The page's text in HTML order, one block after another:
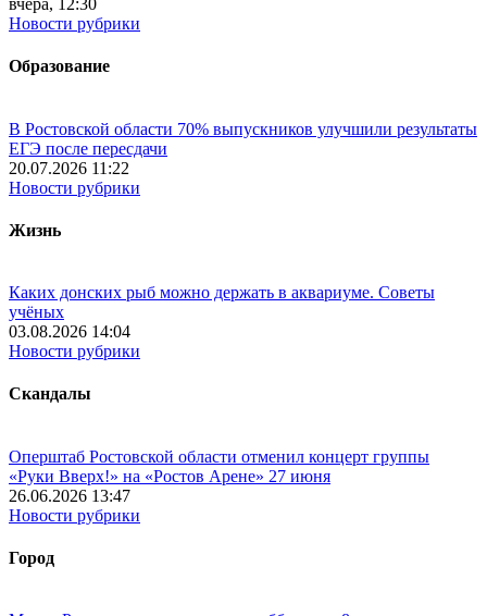
вчера, 12:30
Новости рубрики
Образование
В Ростовской области 70% выпускников улучшили результаты
ЕГЭ после пересдачи
20.07.2026 11:22
Новости рубрики
Жизнь
Каких донских рыб можно держать в аквариуме. Советы
учёных
03.08.2026 14:04
Новости рубрики
Скандалы
Оперштаб Ростовской области отменил концерт группы
«Руки Вверх!» на «Ростов Арене» 27 июня
26.06.2026 13:47
Новости рубрики
Город